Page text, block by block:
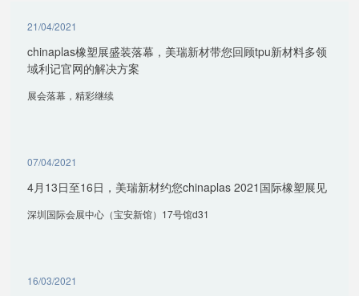
21/04/2021
chinaplas橡塑展盛装落幕，美瑞新材带您回顾tpu新材料多领
域利记官网的解决方案
展会落幕，精彩继续
07/04/2021
4月13日至16日，美瑞新材约您chinaplas 2021国际橡塑展见
深圳国际会展中心（宝安新馆）17号馆d31
16/03/2021